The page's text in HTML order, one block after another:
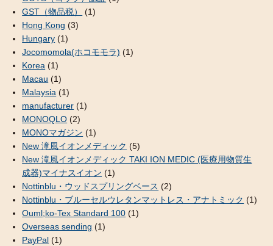
GST（物品税）
(1)
Hong Kong (3)
Hungary (1)
Jocomomola(ホコモモラ) (1)
Korea (1)
Macau (1)
Malaysia (1)
manufacturer (1)
MONOQLO (2)
MONOマガジン (1)
New 滝風イオンメディック (5)
New 滝風イオンメディック TAKI ION MEDIC (医療用物質生
成器)マイナスイオン (1)
Nottinblu・ウッドスプリングベース (2)
Nottinblu・ブルーセルウレタンマットレス・アナトミック (1)
Ouml;ko-Tex Standard 100 (1)
Overseas sending (1)
PayPal (1)